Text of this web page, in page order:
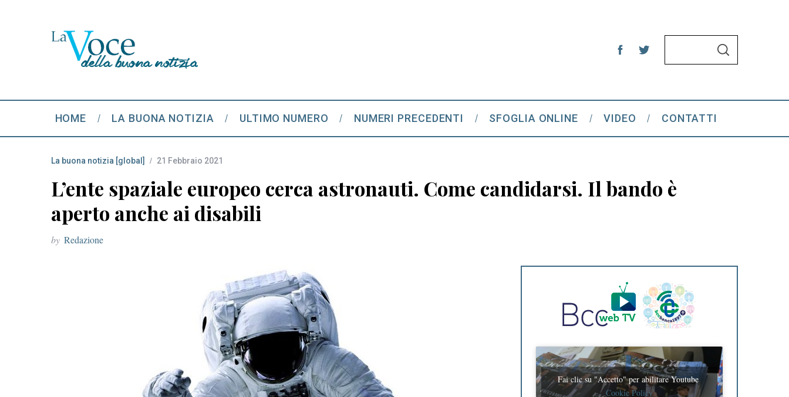
h
f
S
HOME LA BUONA NOTIZIA ULTIMO NUMERO NUMERI PRECEDENTI SFOGLIA ONLINE VIDEO CONTATTI
La buona notizia [global] 21 Febbraio 2021
L’ente spaziale europeo cerca astronauti. Come candidarsi. Il bando è
aperto anche ai disabili
by Redazione
Fai clic su "Accetto" per abilitare Youtube
Cookie Policy